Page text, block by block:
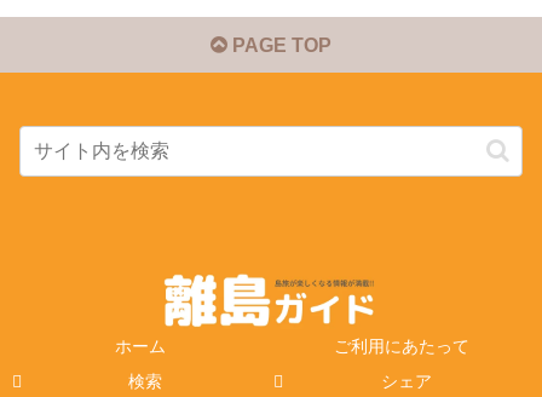
PAGE TOP
ホーム
ご利用にあたって
検索
シェア